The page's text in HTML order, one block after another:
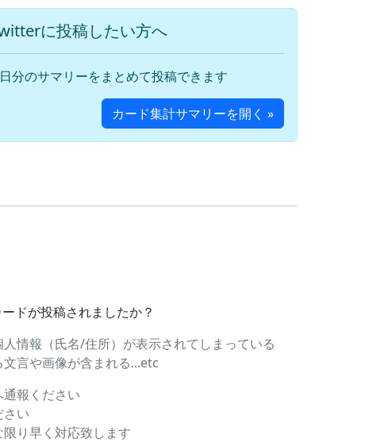
に投稿したい方へ
分のサマリーをまとめて投稿できます
カード集計サマリーを開く »
ドが投稿されましたか？
人情報（氏名/住所）が表示されてしまっている
文言や画像が含まれる...etc
報ください
さい
限り早く対応致します